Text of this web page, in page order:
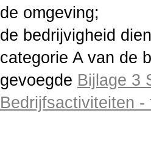
de omgeving;
de bedrijvigheid
categorie A van de
gevoegde Bijlage 3
Bedrijfsactiviteiten -